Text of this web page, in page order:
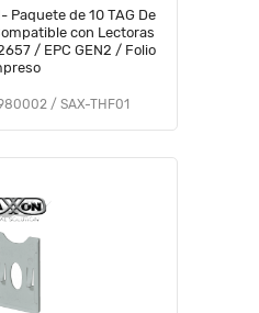
Paquete de 10 TAG De
con Lectoras
/ EPC GEN2 / Folio
/ SAX-THF01